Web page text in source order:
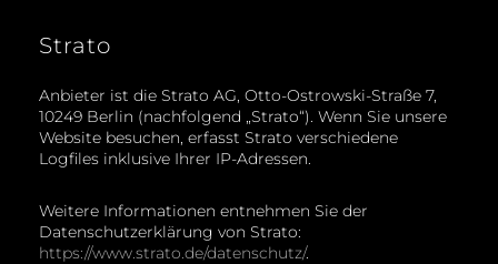
Strato
Anbieter ist die Strato AG, Otto-Ostrowski-Straße 7,
10249 Berlin (nachfolgend „Strato“). Wenn Sie unsere
Website besuchen, erfasst Strato verschiedene
Logfiles inklusive Ihrer IP-Adressen.
Weitere Informationen entnehmen Sie der
Datenschutzerklärung von Strato:
https://www.strato.de/datenschutz/.